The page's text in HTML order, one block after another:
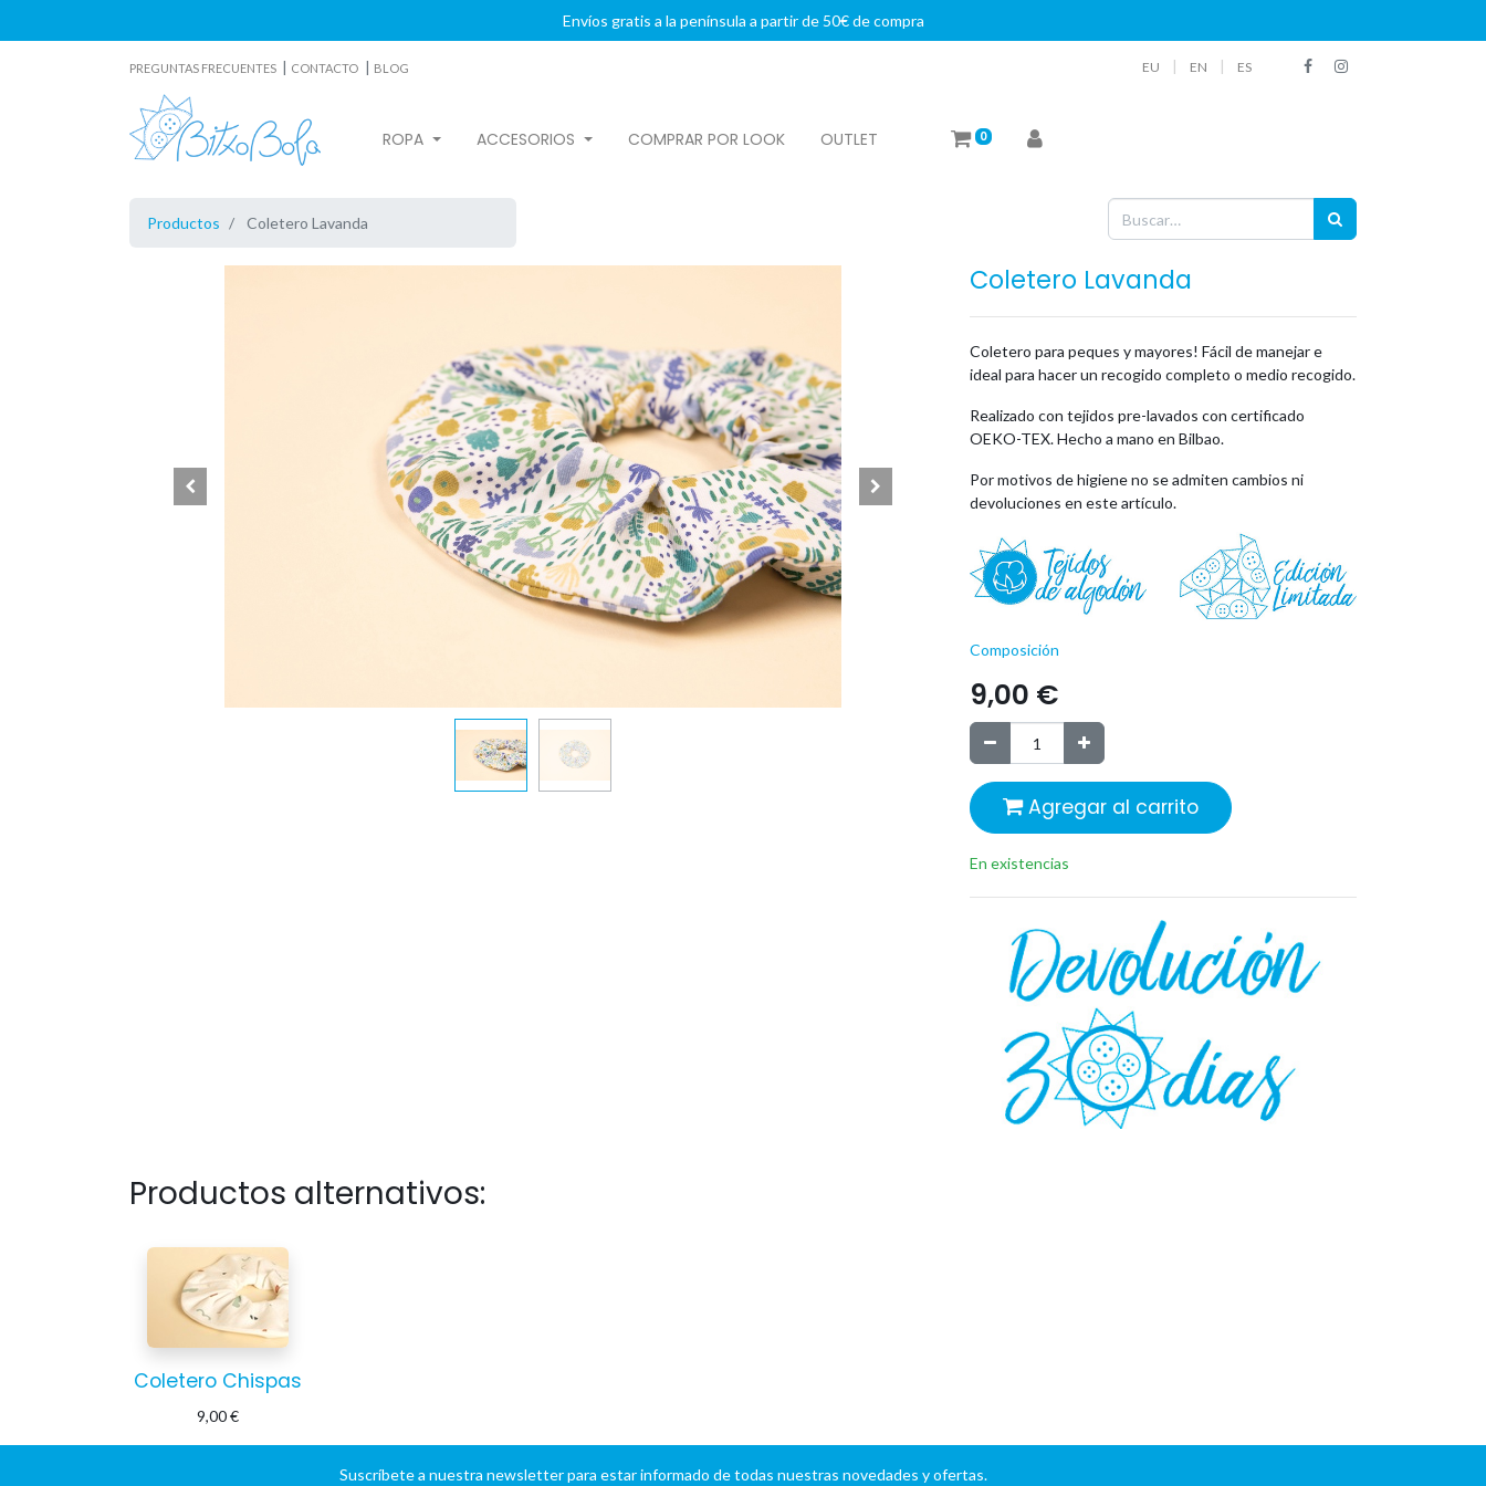
Envíos gratis a la península a partir de 50€ de compra
PREGUNTAS FRECUENTES | CONTACTO | BLOG EU EN ES
ROPA ACCESORIOS COMPRAR POR LOOK OUTLET 0
Productos Coletero Lavanda
Coletero Lavanda
Coletero para peques y mayores! Fácil de manejar e
ideal para hacer un recogido completo o medio recogido.
Realizado con tejidos pre-lavados con certificado
OEKO-TEX. Hecho a mano en Bilbao.
Por motivos de higiene no se admiten cambios ni
devoluciones en este artículo.
Composición
9,00 €
Agregar al carrito
En existencias
Productos alternativos:
Coletero Chispas
9,00€
Suscríbete a nuestra newsletter para estar informado de todas nuestras novedades y ofertas.